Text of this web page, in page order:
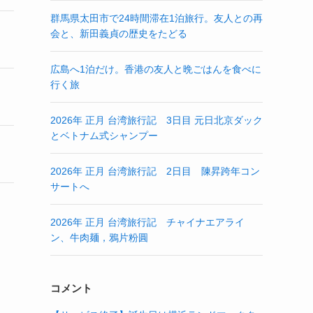
群馬県太田市で24時間滞在1泊旅行。友人との再
会と、新田義貞の歴史をたどる
広島へ1泊だけ。香港の友人と晩ごはんを食べに
行く旅
2026年 正月 台湾旅行記 3日目 元日北京ダック
とベトナム式シャンプー
2026年 正月 台湾旅行記 2日目 陳昇跨年コン
サートへ
2026年 正月 台湾旅行記 チャイナエアライ
ン、牛肉麺，鴉片粉圓
コメント